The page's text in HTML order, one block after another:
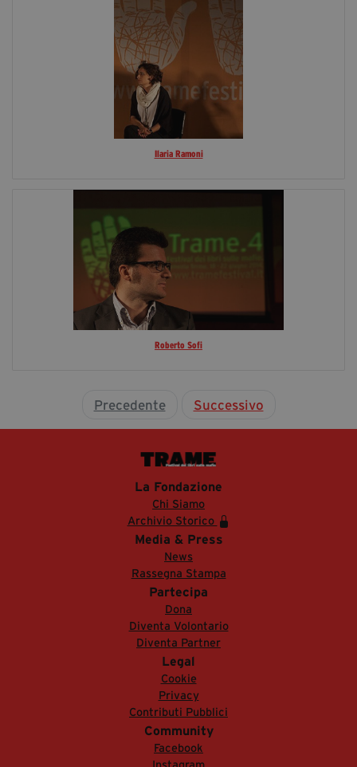
Ilaria Ramoni
Roberto Sofi
Precedente Successivo
La Fondazione
Chi Siamo
Archivio Storico
Media & Press
News
Rassegna Stampa
Partecipa
Dona
Diventa Volontario
Diventa Partner
Legal
Cookie
Privacy
Contributi Pubblici
Community
Facebook